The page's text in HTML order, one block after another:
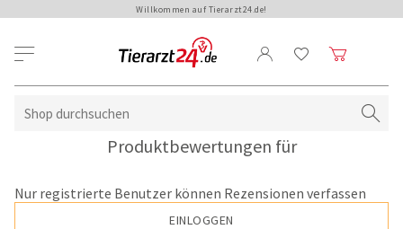
Willkommen auf Tierarzt24.de!
Produktbewertungen für
Nur registrierte Benutzer können Rezensionen verfassen
EINLOGGEN